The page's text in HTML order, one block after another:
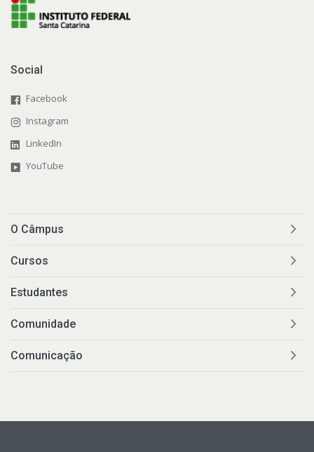
Social
Facebook
Instagram
LinkedIn
YouTube
O Câmpus
Cursos
Estudantes
Comunidade
Comunicação